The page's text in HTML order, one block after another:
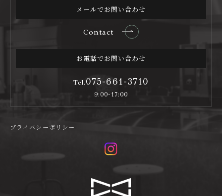
メールでお問い合わせ
Contact
お電話でお問い合わせ
Tel.075-661-3710
9:00-17:00
プライバシーポリシー